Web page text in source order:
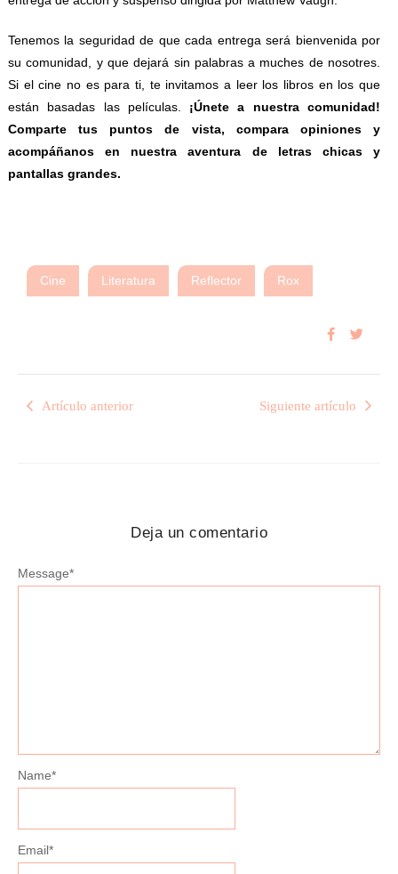
Tenemos la seguridad de que cada entrega será bienvenida por
su comunidad, y que dejará sin palabras a muches de nosotres.
Si el cine no es para ti, te invitamos a leer los libros en los que
están basadas las películas. ¡Únete a nuestra comunidad!
Comparte tus puntos de vista, compara opiniones y
acompáñanos en nuestra aventura de letras chicas y
pantallas grandes.
Cine Literatura Reflector Rox
Artículo anterior Siguiente artículo
Deja un comentario
Message*
Name*
Email*